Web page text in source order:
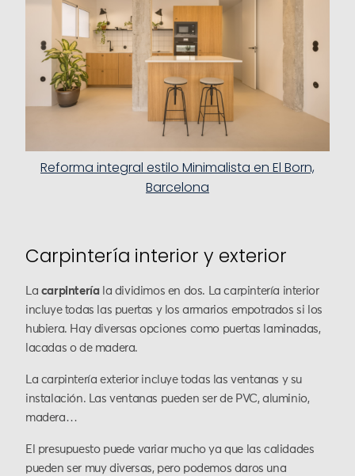
Reforma integral estilo Minimalista en El Born,
Barcelona
Carpintería interior y exterior
La carpinteríala dividimos en dos. La carpintería interior
incluye todas las puertas y los armarios empotrados si los
hubiera. Hay diversas opciones como puertas laminadas,
lacadas o de madera.
La carpintería exterior incluye todas las ventanas y su
instalación. Las ventanas pueden ser de PVC, aluminio,
madera…
El presupuesto puede variar mucho ya que las calidades
pueden ser muy diversas, pero podemos daros una